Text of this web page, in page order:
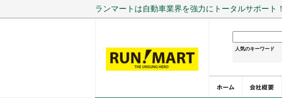
ランマートは自動車業界を強力にトータルサポート！
人気のキーワード